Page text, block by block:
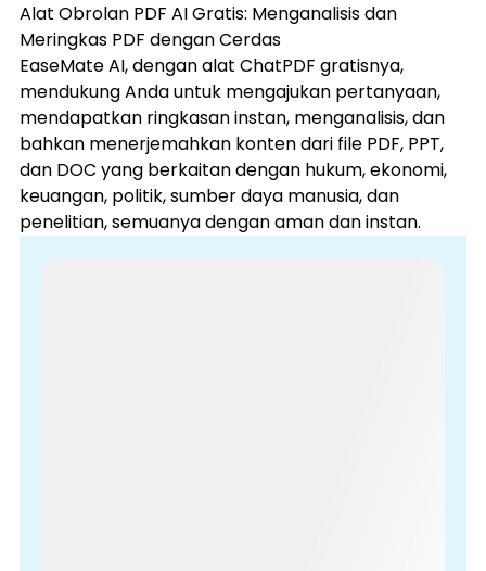
Alat Obrolan PDF AI Gratis: Menganalisis dan
Meringkas PDF dengan Cerdas
EaseMate AI, dengan alat ChatPDF gratisnya,
mendukung Anda untuk mengajukan pertanyaan,
mendapatkan ringkasan instan, menganalisis, dan
bahkan menerjemahkan konten dari file PDF, PPT,
dan DOC yang berkaitan dengan hukum, ekonomi,
keuangan, politik, sumber daya manusia, dan
penelitian, semuanya dengan aman dan instan.